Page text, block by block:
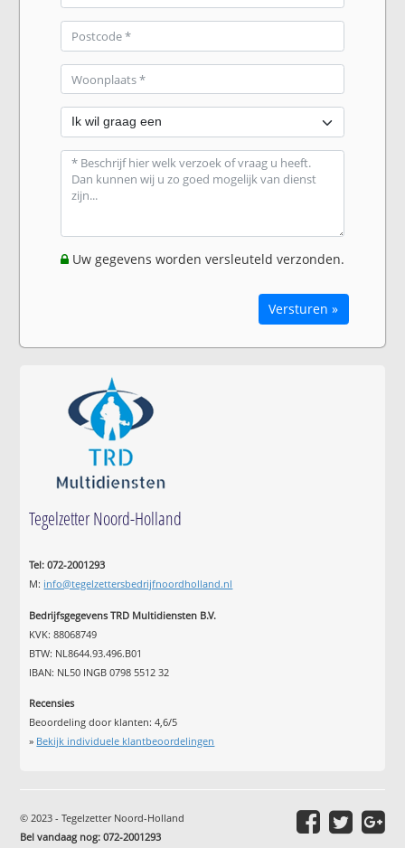
Uw gegevens worden versleuteld verzonden.
Versturen »
Tegelzetter Noord-Holland
Tel: 072-2001293
M: info@tegelzettersbedrijfnoordholland.nl
Bedrijfsgegevens TRD Multidiensten B.V.
KVK: 88068749
BTW: NL8644.93.496.B01
IBAN: NL50 INGB 0798 5512 32
Recensies
Beoordeling door klanten:4,6/5
» Bekijk individuele klantbeoordelingen
© 2023 - Tegelzetter Noord-Holland
Bel vandaag nog: 072-2001293